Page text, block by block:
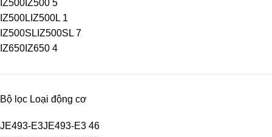
IZ500 IZ500 5
IZ500L IZ500L 1
IZ500SL IZ500SL 7
IZ650 IZ650 4
Bộ lọc Loại động cơ
JE493-E3JE493-E3 46